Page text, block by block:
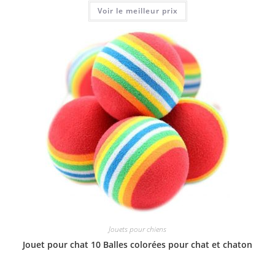
Voir le meilleur prix
Jouets pour chiens
Jouet pour chat 10 Balles colorées pour chat et chaton